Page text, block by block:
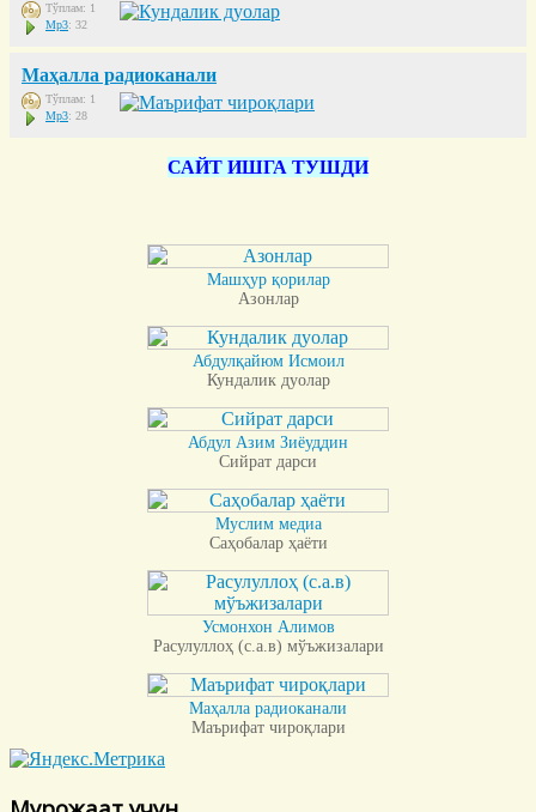
Тўплам: 1
Mp3: 32
Маҳалла радиоканали
Тўплам: 1
Mp3: 28
САЙТ ИШГА ТУШДИ
Машҳур қорилар
Азонлар
Абдулқайюм Исмоил
Кундалик дуолар
Абдул Азим Зиёуддин
Сийрат дарси
Муслим медиа
Саҳобалар ҳаёти
Усмонхон Алимов
Расулуллоҳ (с.а.в) мўъжизалари
Маҳалла радиоканали
Маърифат чироқлари